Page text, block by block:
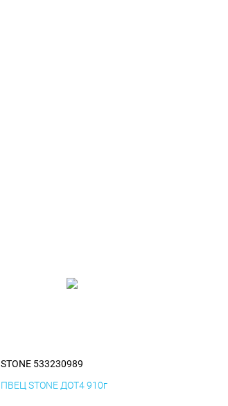
STONE 533230989
ПВЕЦ STONE ДОТ4 910г